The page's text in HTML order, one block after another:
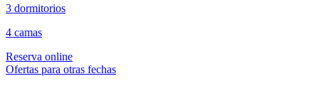
3 dormitorios
4 camas
Reserva online
Ofertas para otras fechas